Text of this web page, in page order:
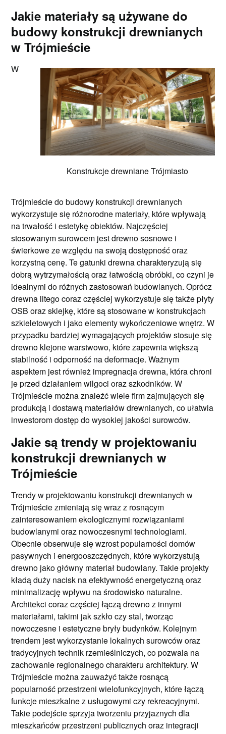
Jakie materiały są używane do
budowy konstrukcji drewnianych
w Trójmieście
Konstrukcje drewniane Trójmiasto
W
Trójmieście do budowy konstrukcji drewnianych
wykorzystuje się różnorodne materiały, które wpływają
na trwałość i estetykę obiektów. Najczęściej
stosowanym surowcem jest drewno sosnowe i
świerkowe ze względu na swoją dostępność oraz
korzystną cenę. Te gatunki drewna charakteryzują się
dobrą wytrzymałością oraz łatwością obróbki, co czyni je
idealnymi do różnych zastosowań budowlanych. Oprócz
drewna litego coraz częściej wykorzystuje się także płyty
OSB oraz sklejkę, które są stosowane w konstrukcjach
szkieletowych i jako elementy wykończeniowe wnętrz. W
przypadku bardziej wymagających projektów stosuje się
drewno klejone warstwowo, które zapewnia większą
stabilność i odporność na deformacje. Ważnym
aspektem jest również impregnacja drewna, która chroni
je przed działaniem wilgoci oraz szkodników. W
Trójmieście można znaleźć wiele firm zajmujących się
produkcją i dostawą materiałów drewnianych, co ułatwia
inwestorom dostęp do wysokiej jakości surowców.
Jakie są trendy w projektowaniu
konstrukcji drewnianych w
Trójmieście
Trendy w projektowaniu konstrukcji drewnianych w
Trójmieście zmieniają się wraz z rosnącym
zainteresowaniem ekologicznymi rozwiązaniami
budowlanymi oraz nowoczesnymi technologiami.
Obecnie obserwuje się wzrost popularności domów
pasywnych i energooszczędnych, które wykorzystują
drewno jako główny materiał budowlany. Takie projekty
kładą duży nacisk na efektywność energetyczną oraz
minimalizację wpływu na środowisko naturalne.
Architekci coraz częściej łączą drewno z innymi
materiałami, takimi jak szkło czy stal, tworząc
nowoczesne i estetyczne bryły budynków. Kolejnym
trendem jest wykorzystanie lokalnych surowców oraz
tradycyjnych technik rzemieślniczych, co pozwala na
zachowanie regionalnego charakteru architektury. W
Trójmieście można zauważyć także rosnącą
popularność przestrzeni wielofunkcyjnych, które łączą
funkcje mieszkalne z usługowymi czy rekreacyjnymi.
Takie podejście sprzyja tworzeniu przyjaznych dla
mieszkańców przestrzeni publicznych oraz integracji